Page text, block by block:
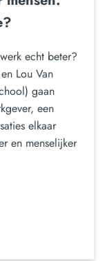
echt beter?
Lou Van
gaan
een
elkaar
en menselijker